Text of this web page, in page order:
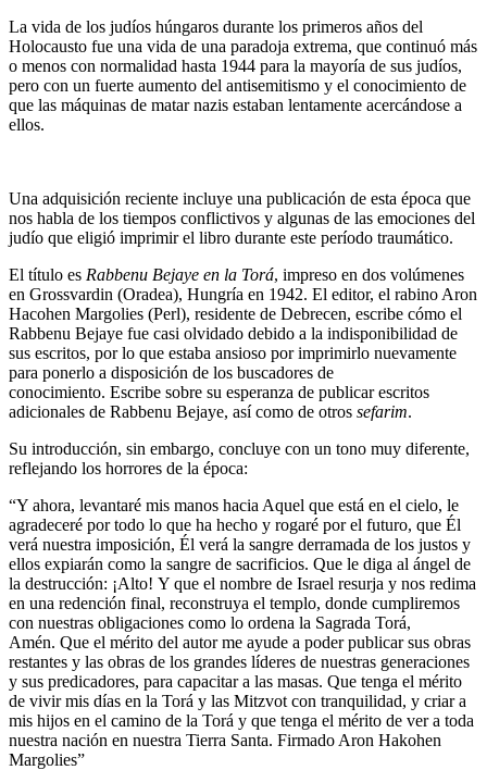
La vida de los judíos húngaros durante los primeros años del
Holocausto fue una vida de una paradoja extrema, que continuó más
o menos con normalidad hasta 1944 para la mayoría de sus judíos,
pero con un fuerte aumento del antisemitismo y el conocimiento de
que las máquinas de matar nazis estaban lentamente acercándose a
ellos.
Una adquisición reciente incluye una publicación de esta época que
nos habla de los tiempos conflictivos y algunas de las emociones del
judío que eligió imprimir el libro durante este período traumático.
El título es Rabbenu Bejaye en la Torá, impreso en dos volúmenes
en Grossvardin (Oradea), Hungría en 1942. El editor, el rabino Aron
Hacohen Margolies (Perl), residente de Debrecen, escribe cómo el
Rabbenu Bejaye fue casi olvidado debido a la indisponibilidad de
sus escritos, por lo que estaba ansioso por imprimirlo nuevamente
para ponerlo a disposición de los buscadores de
conocimiento. Escribe sobre su esperanza de publicar escritos
adicionales de Rabbenu Bejaye, así como de otros sefarim.
Su introducción, sin embargo, concluye con un tono muy diferente,
reflejando los horrores de la época:
“Y ahora, levantaré mis manos hacia Aquel que está en el cielo, le
agradeceré por todo lo que ha hecho y rogaré por el futuro, que Él
verá nuestra imposición, Él verá la sangre derramada de los justos y
ellos expiarán como la sangre de sacrificios. Que le diga al ángel de
la destrucción: ¡Alto! Y que el nombre de Israel resurja y nos redima
en una redención final, reconstruya el templo, donde cumpliremos
con nuestras obligaciones como lo ordena la Sagrada Torá,
Amén. Que el mérito del autor me ayude a poder publicar sus obras
restantes y las obras de los grandes líderes de nuestras generaciones
y sus predicadores, para capacitar a las masas. Que tenga el mérito
de vivir mis días en la Torá y las Mitzvot con tranquilidad, y criar a
mis hijos en el camino de la Torá y que tenga el mérito de ver a toda
nuestra nación en nuestra Tierra Santa. Firmado Aron Hakohen
Margolies”